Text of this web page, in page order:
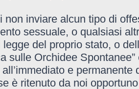
non inviare alcun tipo di
sessuale, o qualsiasi
legge del proprio stato, o
sulle Orchidee
e
è ritenuto da noi